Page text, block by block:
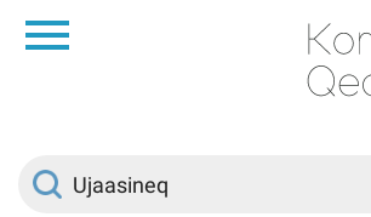
Innuttaasunut